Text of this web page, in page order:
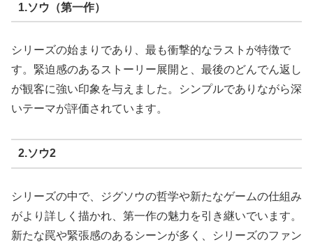
1.ソウ（第一作）
シリーズの始まりであり、最も衝撃的なラストが特徴で
す。緊迫感のあるストーリー展開と、最後のどんでん返し
が観客に強い印象を与えました。シンプルでありながら深
いテーマが評価されています。
2.ソウ2
シリーズの中で、ジグソウの哲学や新たなゲームの仕組み
がより詳しく描かれ、第一作の魅力を引き継いでいます。
新たな罠や緊張感のあるシーンが多く、シリーズのファン